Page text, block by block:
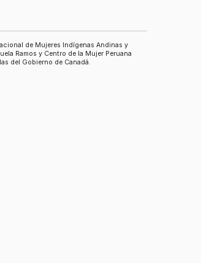
de Mujeres Indígenas Andinas y
Ramos y Centro de la Mujer Peruana
del Gobierno de Canadá.